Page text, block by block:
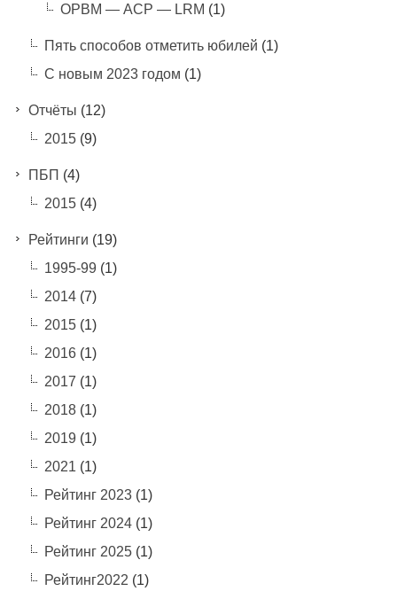
ОРВМ — АСР — LRM (1)
Пять способов отметить юбилей (1)
С новым 2023 годом (1)
Отчёты (12)
2015(9)
ПБП (4)
2015(4)
Рейтинги (19)
1995-99 (1)
2014(7)
2015(1)
2016(1)
2017 (1)
2018(1)
2019 (1)
2021 (1)
Рейтинг 2023(1)
Рейтинг 2024(1)
Рейтинг 2025(1)
Рейтинг2022 (1)